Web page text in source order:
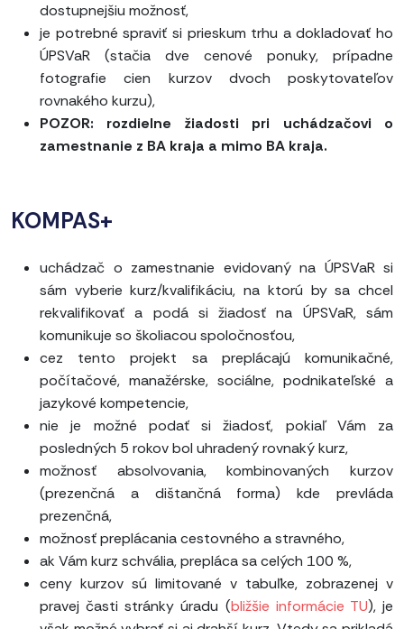
dostupnejšiu možnosť,
je potrebné spraviť si prieskum trhu a dokladovať ho
ÚPSVaR (stačia dve cenové ponuky, prípadne
fotografie cien kurzov dvoch poskytovateľov
rovnakého kurzu),
POZOR: rozdielne žiadosti pri uchádzačovi o
zamestnanie z BA kraja a mimo BA kraja.
KOMPAS+
uchádzač o zamestnanie evidovaný na ÚPSVaR si
sám vyberie kurz/kvalifikáciu, na ktorú by sa chcel
rekvalifikovať a podá si žiadosť na ÚPSVaR, sám
komunikuje so školiacou spoločnosťou,
cez tento projekt sa preplácajú komunikačné,
počítačové, manažérske, sociálne, podnikateľské a
jazykové kompetencie,
nie je možné podať si žiadosť, pokiaľ Vám za
posledných 5 rokov bol uhradený rovnaký kurz,
možnosť absolvovania, kombinovaných kurzov
(prezenčná a dištančná forma) kde prevláda
prezenčná,
možnosť preplácania cestovného a stravného,
ak Vám kurz schvália, prepláca sa celých 100 %,
ceny kurzov sú limitované v tabuľke, zobrazenej v
pravej časti stránky úradu (bližšie informácie TU), je